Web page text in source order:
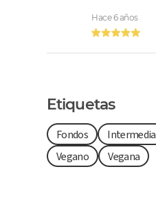
Hace 6 años
Etiquetas
Fondos Intermedia
Vegano
Vegana